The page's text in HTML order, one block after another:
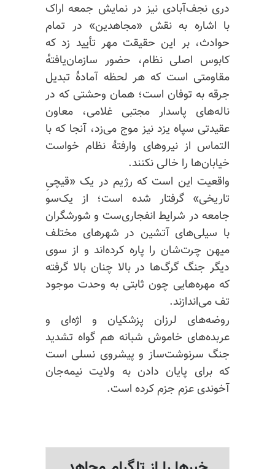
دری نجف‌آبادی نیز در نمایش جمعه اراک
با اشاره به نقش «مجاهدین» در تمام
حوادث، بر این حقیقت مهر تأیید زد که
کابوس اصلی نظام، حضور سازمان‌یافته‌ٔ
مقاومتی است که هر لحظه آمادهٔ تبدیل
جرقه به توفان است؛ همان وحشتی که در
ناله‌های پاسدار مجتبی غلامی، معاون
عقیدتی سپاه یزد نیز موج می‌زد، آنجا که با
التماس از نیروهای وارفتهٔ نظام خواست
خیابان‌ها را خالی نکنند.
واقعیت این است که رژیم در یک «قیچیِ
تاریخی» گرفتار شده است؛ از یک‌سو
جامعه در شرایط انفجاری‌ست و شورشگران
با سیلی‌های آتشین در شهرهای مختلف
میهن چرت‌شان را پاره کرده‌اند و از سوی
دیگر جنگ گرگ‌ها در بالا چنان بالا گرفته
که مهره‌هایی چون ثابتی به وحدت موجود
تف می‌اندازند.
روضه‌های لرزان پزشکیان و اژه‌ای و
عربده‌های خاموش شبانه هم گواه تشدید
جنگ سرنوشت‌ساز و پیشروی نسلی است
که برای پایان دادن به ولایت نیمه‌جان
آخوندی عزم جزم کرده است.